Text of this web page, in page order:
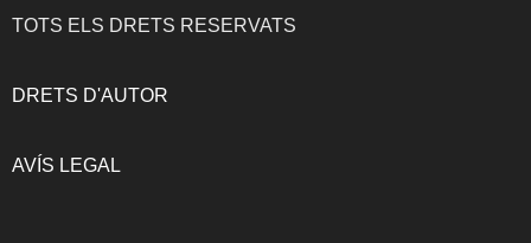
TOTS ELS DRETS RESERVATS
DRETS D'AUTOR
AVÍS LEGAL